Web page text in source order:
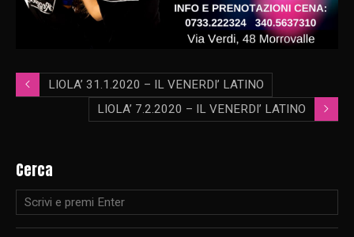
LIOLA’ 31.1.2020 – IL VENERDI’ LATINO
LIOLA’ 7.2.2020 – IL VENERDI’ LATINO
Cerca